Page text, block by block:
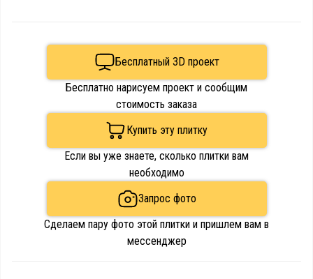
Бесплатный 3D проект
Бесплатно нарисуем проект и сообщим
стоимость заказа
Купить эту плитку
Если вы уже знаете, сколько плитки вам
необходимо
Запрос фото
Сделаем пару фото этой плитки и пришлем вам в
мессенджер